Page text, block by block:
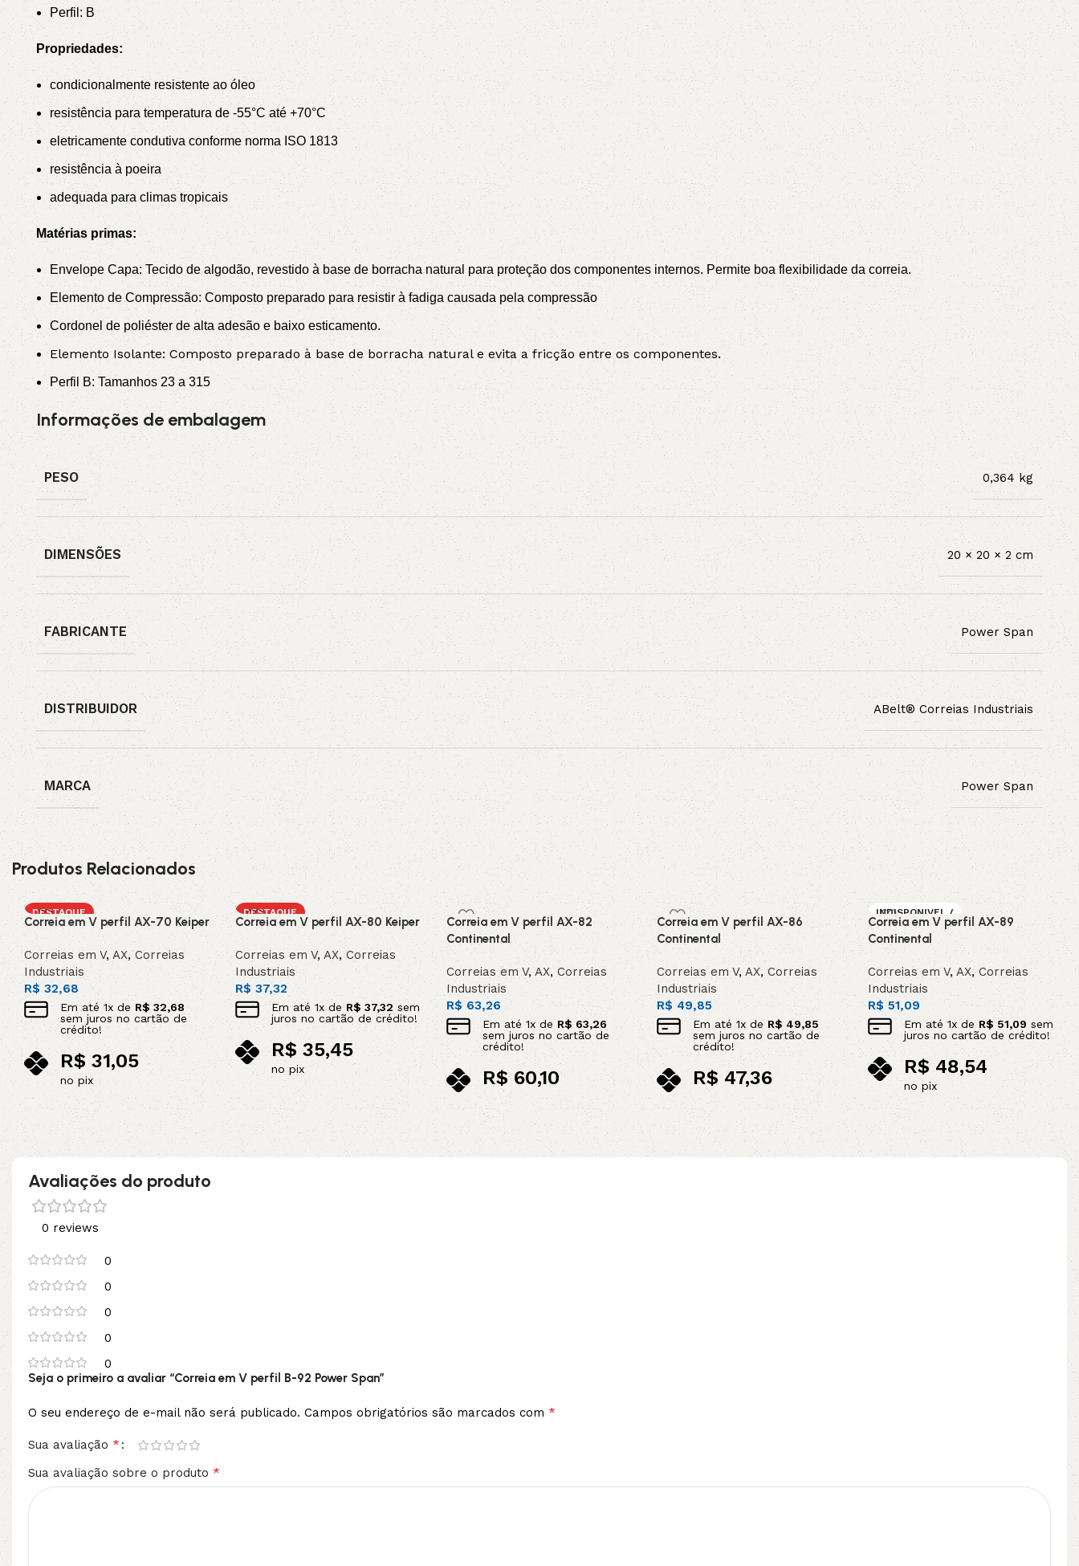
Perfil: B
Propriedades:
condicionalmente resistente ao óleo
resistência para temperatura de -55°C até +70°C
eletricamente condutiva conforme norma ISO 1813
resistência à poeira
adequada para climas tropicais
Matérias primas:
Envelope Capa: Tecido de algodão, revestido à base de borracha natural para proteção dos componentes internos. Permite boa flexibilidade da correia.
Elemento de Compressão: Composto preparado para resistir à fadiga causada pela compressão
Cordonel de poliéster de alta adesão e baixo esticamento.
Elemento Isolante: Composto preparado à base de borracha natural e evita a fricção entre os componentes.
Perfil B: Tamanhos 23 a 315
Informações de embalagem
PESO 0,364 kg
DIMENSÕES 20 × 20 × 2 cm
FABRICANTE Power Span
DISTRIBUIDOR ABelt® Correias Industriais
MARCA Power Span
Produtos Relacionados
DESTAQUE
Correia em V perfil AX-70 Keiper
Correias em V, AX,Correias
Industriais
R$ 32,68
Em até 1x de R$32,68
sem juros no cartão de
crédito!
R$ 31,05
no pix
Adicionar ao carrinho
DESTAQUE
Correia em V perfil AX-80 Keiper
Correias em V,AX, Correias
Industriais
R$37,32
Em até1x de R$37,32sem
juros no cartão de crédito!
R$ 35,45
no pix
Adicionar ao carrinho
Correia em V perfil AX-82
Continental
Correias em V, AX, Correias
Industriais
R$63,26
Em até1x de R$63,26
sem juros no cartão de
crédito!
R$60,10
no pix
Adicionar ao carrinho
Correia em V perfil AX-86
Continental
Correias em V,AX,Correias
Industriais
R$ 49,85
Em até1x de R$ 49,85
sem juros no cartão de
crédito!
R$ 47,36
no pix
Adicionar ao carrinho
INDISPONIVEL /
SOB ENCOMEN
DA
Correia em V perfil AX-89
Continental
Correias em V,AX,Correias
Industriais
R$ 51,09
Em até1x deR$51,09 sem
juros no cartão de crédito!
R$48,54
no pix
Leia mais
Avaliações do produto
0 reviews
0
0
0
0
0
Seja o primeiro a avaliar “Correia em V perfil B-92 Power Span”
O seu endereço de e-mail não será publicado. Campos obrigatórios são marcados com *
Sua avaliação *
Sua avaliação sobre o produto *